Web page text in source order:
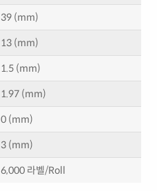
39 (mm)
13 (mm)
1.5 (mm)
1.97 (mm)
0 (mm)
3 (mm)
6,000 라벨/Roll